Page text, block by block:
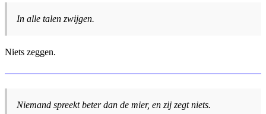
In alle talen zwijgen.
Niets zeggen.
Niemand spreekt beter dan de mier, en zij zegt niets.